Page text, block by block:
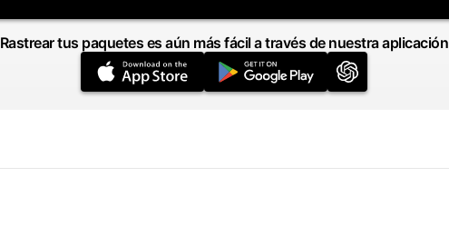
Rastrear tus paquetes es aún más fácil a través de nuestra aplicación